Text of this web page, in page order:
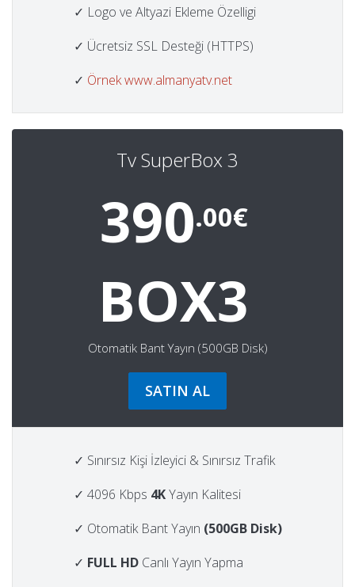
✓ Logo ve Altyazi Ekleme Özelligi
✓ Ücretsiz SSL Desteği (HTTPS)
✓ Örnek www.almanyatv.net
Tv SuperBox 3
390.00€
BOX3
Otomatik Bant Yayın (500GB Disk)
SATIN AL
✓ Sınırsız Kişi İzleyici & Sınırsız Trafik
✓ 4096 Kbps 4KYayın Kalitesi
✓ Otomatik Bant Yayın (500GB Disk)
✓ FULL HD Canlı Yayın Yapma